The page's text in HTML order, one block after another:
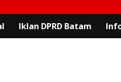
Iklan DPRD Batam